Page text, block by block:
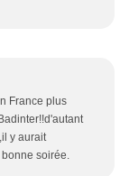
France plus
y aurait
soirée.